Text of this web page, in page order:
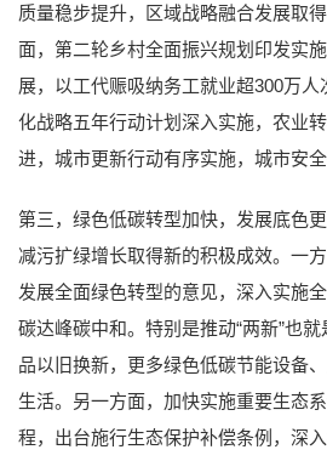
质量稳步提升，区域战略融合发展取
面，第二轮乡村全面振兴规划印发实
展，以工代赈吸纳务工就业超300万
化战略五年行动计划深入实施，农业
进，城市更新行动有序实施，城市安
第三，绿色低碳转型加快，发展底色
减污扩绿增长取得新的积极成效。一
发展全面绿色转型的意见，深入实施
碳达峰碳中和。特别是推动“两新”也
品以旧换新，更多绿色低碳节能设备
生活。另一方面，加快实施重要生态
程，出台施行生态保护补偿条例，深